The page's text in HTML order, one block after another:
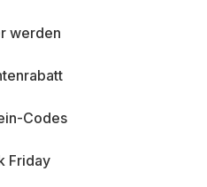
werden
Codes
Friday